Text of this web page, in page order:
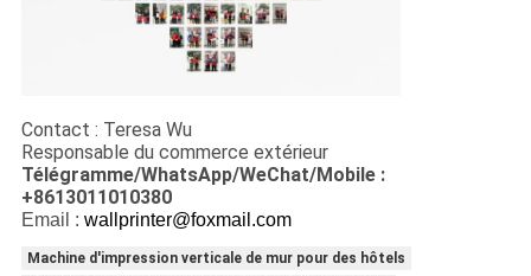
Contact : Teresa Wu
Responsable du commerce extérieur
Télégramme/WhatsApp/WeChat/Mobile :
+8613011010380
Email : wallprinter@foxmail.com
Machine d'impression verticale de mur pour des hôtels